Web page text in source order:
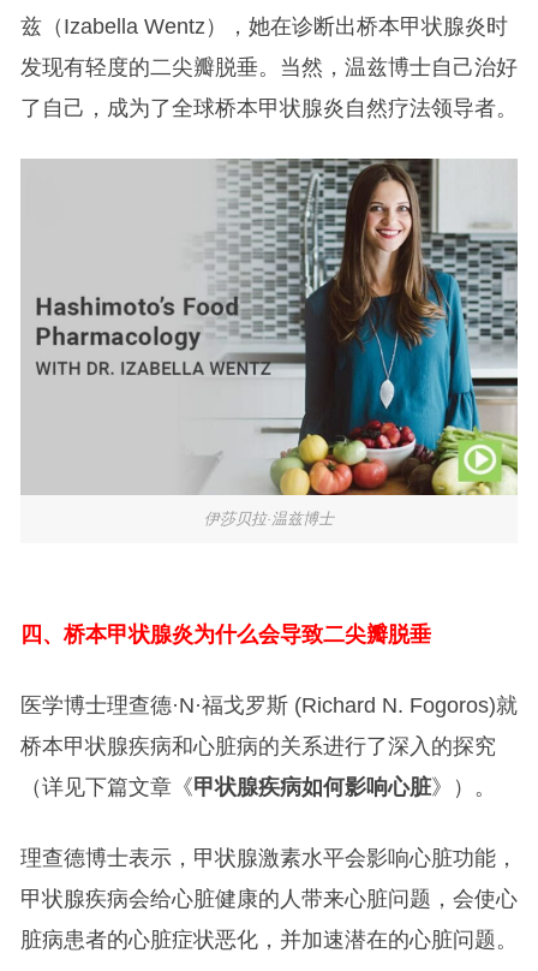
兹（Izabella Wentz），她在诊断出桥本甲状腺炎时
发现有轻度的二尖瓣脱垂。当然，温兹博士自己治好
了自己，成为了全球桥本甲状腺炎自然疗法领导者。
伊莎贝拉·温兹博士
四、桥本甲状腺炎为什么会导致二尖瓣脱垂
医学博士理查德·N·福戈罗斯 (Richard N. Fogoros)就
桥本甲状腺疾病和心脏病的关系进行了深入的探究
（详见下篇文章《甲状腺疾病如何影响心脏》）。
理查德博士表示，甲状腺激素水平会影响心脏功能，
甲状腺疾病会给心脏健康的人带来心脏问题，会使心
脏病患者的心脏症状恶化，并加速潜在的心脏问题。